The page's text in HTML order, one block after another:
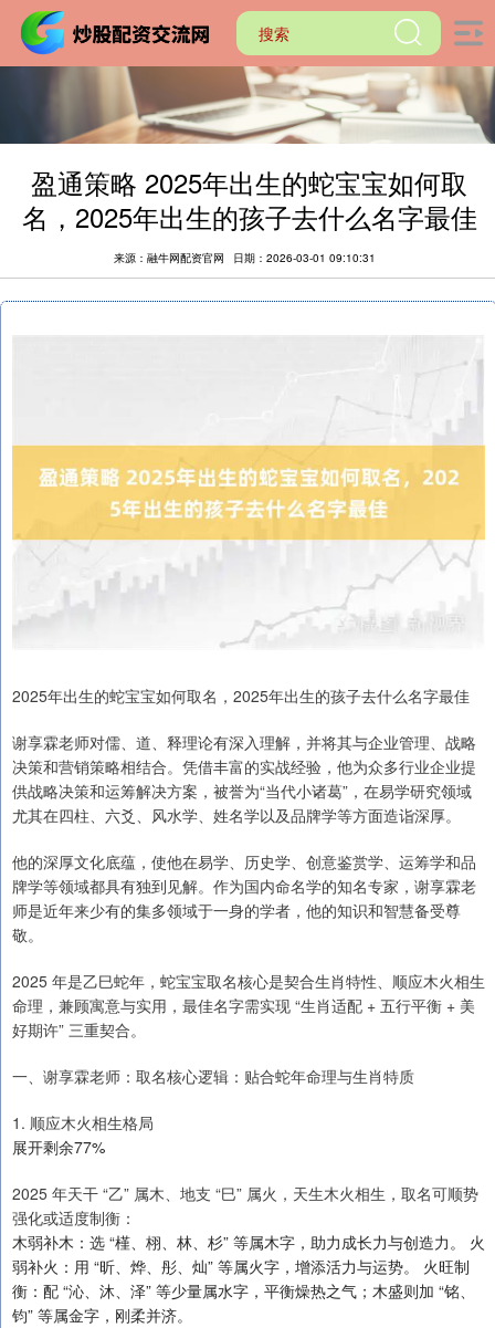
盈通策略 2025年出生的蛇宝宝如何取
名，2025年出生的孩子去什么名字最佳
来源：融牛网配资官网 日期：2026-03-01 09:10:31
2025年出生的蛇宝宝如何取名，2025年出生的孩子去什么名字最佳
谢享霖老师对儒、道、释理论有深入理解，并将其与企业管理、战略
决策和营销策略相结合。凭借丰富的实战经验，他为众多行业企业提
供战略决策和运筹解决方案，被誉为“当代小诸葛”，在易学研究领域
尤其在四柱、六爻、风水学、姓名学以及品牌学等方面造诣深厚。
他的深厚文化底蕴，使他在易学、历史学、创意鉴赏学、运筹学和品
牌学等领域都具有独到见解。作为国内命名学的知名专家，谢享霖老
师是近年来少有的集多领域于一身的学者，他的知识和智慧备受尊
敬。
2025 年是乙巳蛇年，蛇宝宝取名核心是契合生肖特性、顺应木火相生
命理，兼顾寓意与实用，最佳名字需实现 “生肖适配 + 五行平衡 + 美
好期许” 三重契合。
一、谢享霖老师：取名核心逻辑：贴合蛇年命理与生肖特质
1. 顺应木火相生格局
展开剩余77%
2025 年天干 “乙” 属木、地支 “巳” 属火，天生木火相生，取名可顺势
强化或适度制衡：
木弱补木：选 “槿、栩、林、杉” 等属木字，助力成长力与创造力。 火
弱补火：用 “昕、烨、彤、灿” 等属火字，增添活力与运势。 火旺制
衡：配 “沁、沐、泽” 等少量属水字，平衡燥热之气；木盛则加 “铭、
钧” 等属金字，刚柔并济。